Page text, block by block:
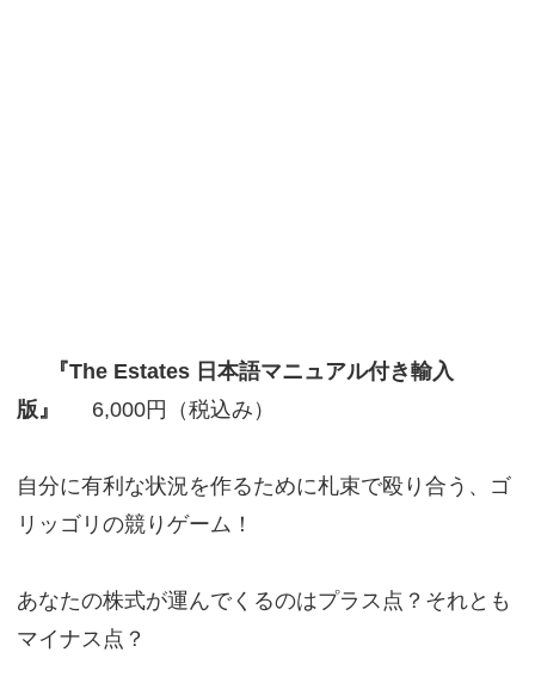
『The Estates 日本語マニュアル付き輸入
版』
6,000円（税込み）
自分に有利な状況を作るために札束で殴り合う、ゴ
リッゴリの競りゲーム！
あなたの株式が運んでくるのはプラス点？それとも
マイナス点？